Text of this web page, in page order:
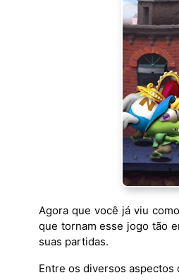
Agora que você já viu
que tornam esse jogo tão
suas partidas.
Entre os diversos aspectos